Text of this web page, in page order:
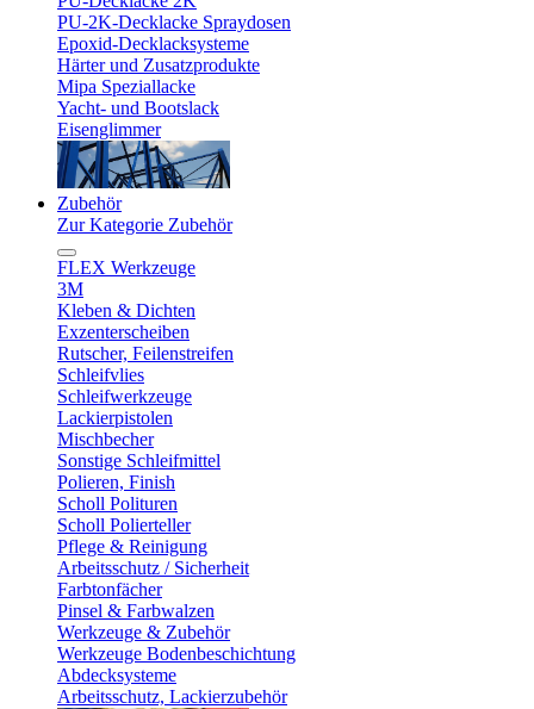
PU-2K-Decklacke Spraydosen
Epoxid-Decklacksysteme
Härter und Zusatzprodukte
Mipa Speziallacke
Yacht- und Bootslack
Eisenglimmer
Zubehör
Zur Kategorie Zubehör
FLEX Werkzeuge
3M
Kleben & Dichten
Exzenterscheiben
Rutscher, Feilenstreifen
Schleifvlies
Schleifwerkzeuge
Lackierpistolen
Mischbecher
Sonstige Schleifmittel
Polieren, Finish
Scholl Polituren
Scholl Polierteller
Pflege & Reinigung
Arbeitsschutz / Sicherheit
Farbtonfächer
Pinsel & Farbwalzen
Werkzeuge & Zubehör
Werkzeuge Bodenbeschichtung
Abdecksysteme
Arbeitsschutz, Lackierzubehör